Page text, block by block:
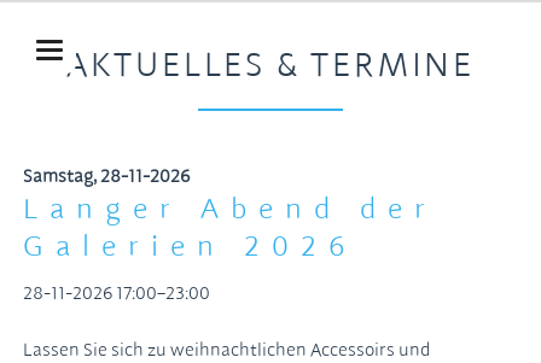
AKTUELLES & TERMINE
Samstag,28-11-2026
Langer Abend der
Galerien 2026
28-11-2026 17:00–23:00
Lassen Sie sich zu weihnachtlichen Accessoirs und